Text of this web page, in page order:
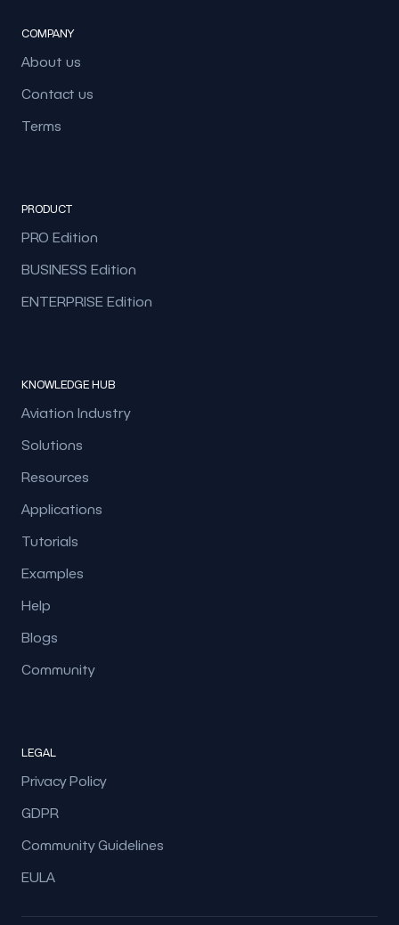
COMPANY
About us
Contact us
Terms
PRODUCT
PRO Edition
BUSINESS Edition
ENTERPRISE Edition
KNOWLEDGE HUB
Aviation Industry
Solutions
Resources
Applications
Tutorials
Examples
Help
Blogs
Community
LEGAL
Privacy Policy
GDPR
Community Guidelines
EULA